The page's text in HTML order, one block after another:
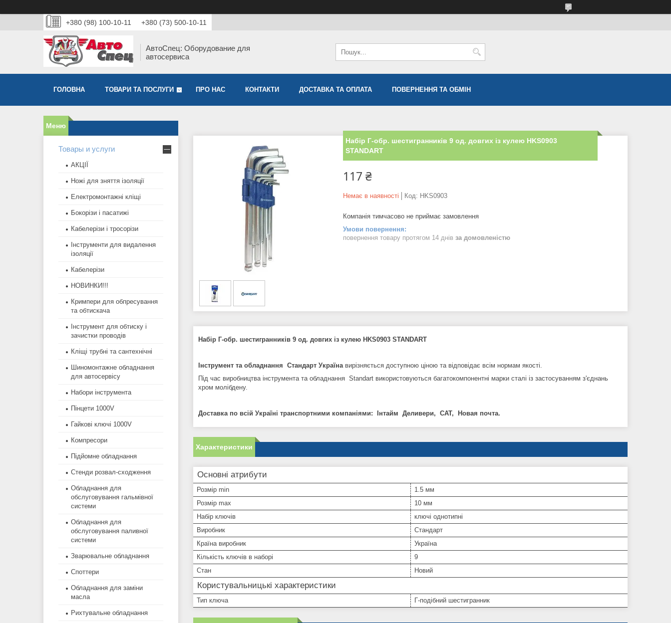
+380 (98) 100-10-11 +380 (73) 500-10-11
АвтоСпец: Оборудование для
автосервиса
ГОЛОВНА ТОВАРИ ТА ПОСЛУГИ ПРО НАС КОНТАКТИ ДОСТАВКА ТА ОПЛАТА ПОВЕРНЕННЯ ТА ОБМІН
Набір Г-обр. шестигранників 9 од. довгих із кулею HKS0903
STANDART
117 ₴
Немає в наявності Код: HKS0903
Компанія тимчасово не приймає замовлення
повернення товару протягом 14 днів за домовленістю
Набір Г-обр. шестигранників 9 од. довгих із кулею HKS0903 STANDART
Інструмент та обладнання Стандарт Українавирізняється доступною ціною та відповідає всім нормам якості.
Під час виробництва інструмента та обладнання Standart використовуються багатокомпонентні марки сталі із застосуванням з'єднань
хром молібдену.
Доставка по всій Україні транспортними компаніями: Інтайм Деливери, САТ, Новая почта.
Характеристики
Основні атрибути
Розмір min
1.5 мм
Розмір max
10 мм
Набір ключів
ключі однотипні
Виробник
Стандарт
Країна виробник
Україна
Кількість ключів в наборі
9
Стан
Новий
Користувальницькі характеристики
Тип ключа Г-подібний шестигранник
Товары и услуги
АКЦІЇ
Ножі для зняття ізоляції
Електромонтажні кліщі
Бокорізи і пасатижі
Кабелерізи і тросорізи
Інструменти для видалення
ізоляції
Кабелерізи
НОВИНКИ!!!
Кримпери для обпресування
та обтискача
Інструмент для обтиску і
зачистки проводів
Кліщі трубні та сантехнічні
Шиномонтажне обладнання
для автосервісу
Набори інструмента
Пінцети 1000V
Гайкові ключі 1000V
Компресори
Підйомне обладнання
Стенди розвал-сходження
Обладнання для
обслуговування гальмівної
системи
Обладнання для
обслуговування паливної
системи
Зварювальне обладнання
Споттери
Обладнання для заміни
масла
Рихтувальне обладнання